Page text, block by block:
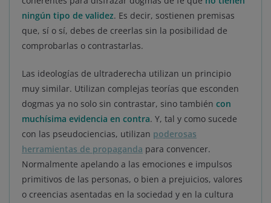
ningún tipo de validez. Es decir, sostienen premisas
que, sí o sí, debes de creerlas sin la posibilidad de
comprobarlas o contrastarlas.
Las ideologías de ultraderecha utilizan un principio
muy similar. Utilizan complejas teorías que esconden
dogmas ya no solo sin contrastar, sino también con
muchísima evidencia en contra. Y, tal y como sucede
con las pseudociencias, utilizan poderosas
herramientas de propaganda para convencer.
Normalmente apelando a las emociones e impulsos
primitivos de las personas, o bien a prejuicios, valores
o creencias asentadas en la sociedad y en la cultura